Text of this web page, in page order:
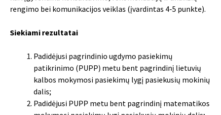
rengimo bei komunikacijos veiklas (įvardintas 4-5 punkte).
Siekiami rezultatai
Padidėjusi pagrindinio ugdymo pasiekimų
patikrinimo (PUPP) metu bent pagrindinį lietuvių
kalbos mokymosi pasiekimų lygį pasiekusių mokinių
dalis;
Padidėjusi PUPP metu bent pagrindinį matematikos